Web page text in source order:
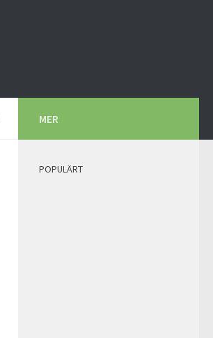
MER
POPULÄRT